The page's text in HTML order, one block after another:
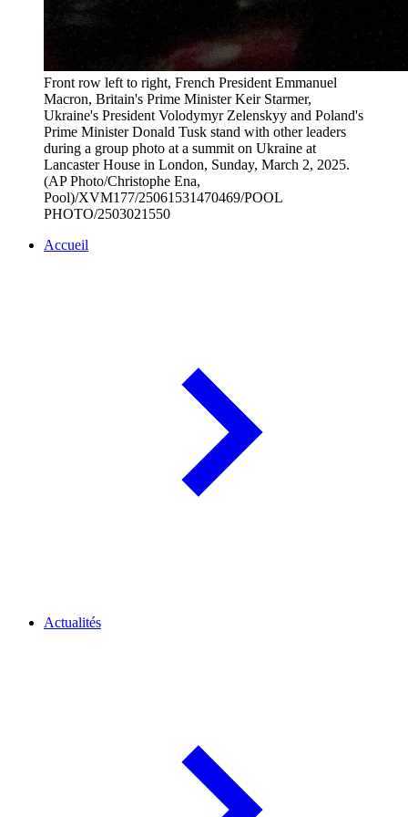
Front row left to right, French President Emmanuel
Macron, Britain's Prime Minister Keir Starmer,
Ukraine's President Volodymyr Zelenskyy and Poland's
Prime Minister Donald Tusk stand with other leaders
during a group photo at a summit on Ukraine at
Lancaster House in London, Sunday, March 2, 2025.
(AP Photo/Christophe Ena,
Pool)/XVM177/25061531470469/POOL
PHOTO/2503021550
Accueil
Actualités